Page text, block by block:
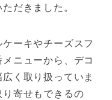
だきました。
ーキやチーズスフ
ニューから、デコ
く取り扱っていま
寄せもできるの